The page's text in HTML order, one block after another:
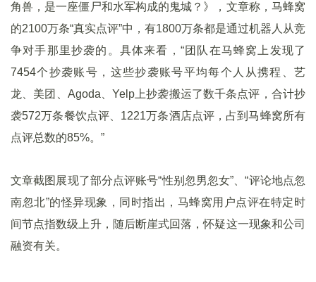
角兽，是一座僵尸和水军构成的鬼城？》，文章称，马蜂窝
的2100万条“真实点评”中，有1800万条都是通过机器人从竞
争对手那里抄袭的。具体来看，“团队在马蜂窝上发现了
7454个抄袭账号，这些抄袭账号平均每个人从携程、艺
龙、美团、Agoda、Yelp上抄袭搬运了数千条点评，合计抄
袭572万条餐饮点评、1221万条酒店点评，占到马蜂窝所有
点评总数的85%。”
文章截图展现了部分点评账号“性别忽男忽女”、“评论地点忽
南忽北”的怪异现象，同时指出，马蜂窝用户点评在特定时
间节点指数级上升，随后断崖式回落，怀疑这一现象和公司
融资有关。